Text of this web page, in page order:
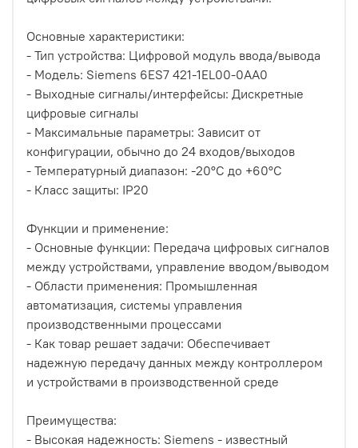
Основные характеристики:
- Тип устройства: Цифровой модуль ввода/вывода
- Модель: Siemens 6ES7 421-1EL00-0AA0
- Выходные сигналы/интерфейсы: Дискретные
цифровые сигналы
- Максимальные параметры: Зависит от
конфигурации, обычно до 24 входов/выходов
- Температурный диапазон: -20°C до +60°C
- Класс защиты: IP20
Функции и применение:
- Основные функции: Передача цифровых сигналов
между устройствами, управление вводом/выводом
- Области применения: Промышленная
автоматизация, системы управления
производственными процессами
- Как товар решает задачи: Обеспечивает
надежную передачу данных между контроллером
и устройствами в производственной среде
Преимущества:
- Высокая надежность: Siemens - известный